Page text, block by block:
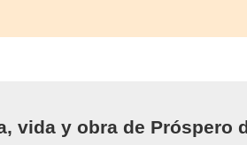
vida y obra de Próspero